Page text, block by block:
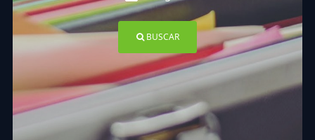
BUSCAR